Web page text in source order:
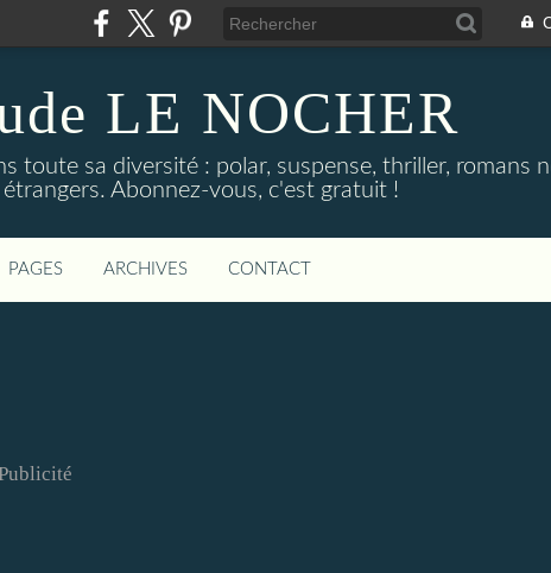
LE NOCHER
toute sa diversité : polar, suspense, thriller, romans
Abonnez-vous, c'est gratuit !
PAGES ARCHIVES CONTACT